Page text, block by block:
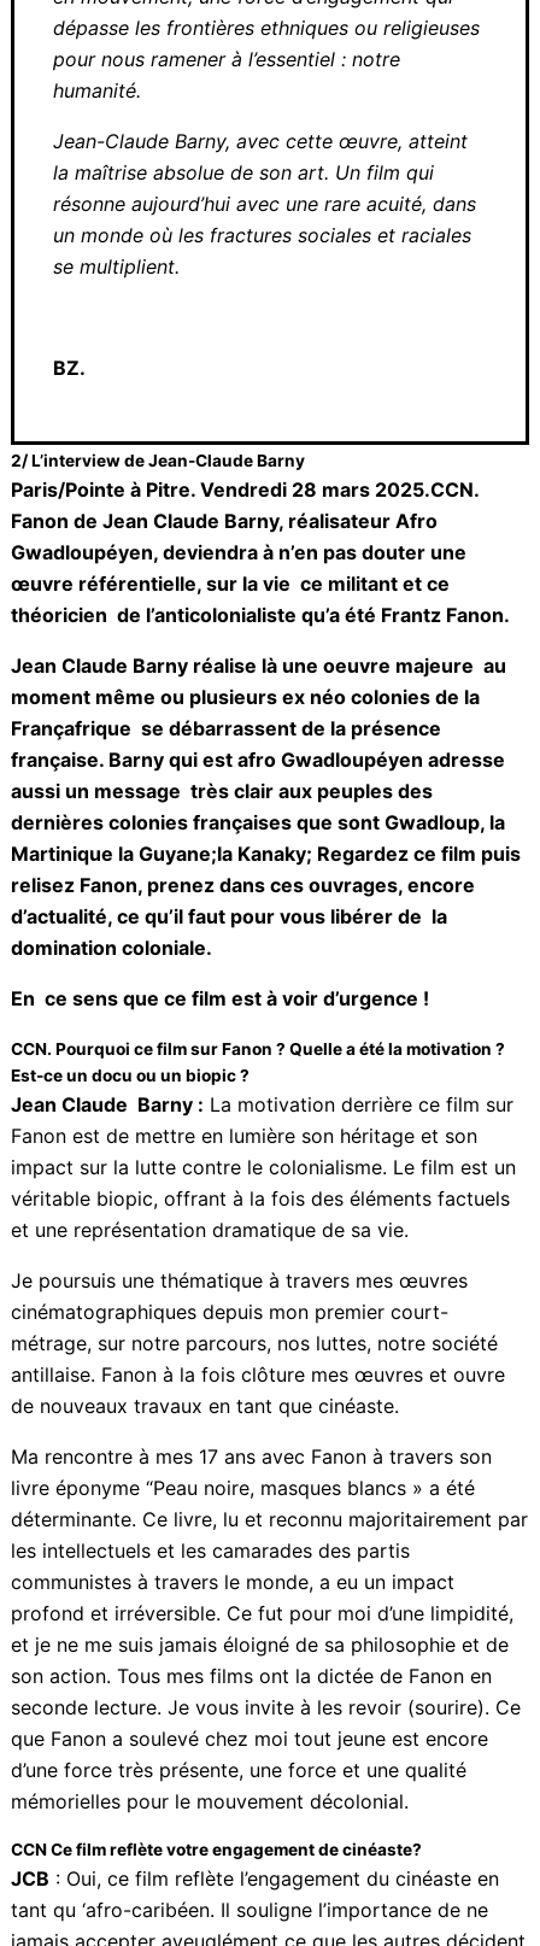
photographie qui sublime chaque plan,
Fanon est avant tout une immersion dans
une pensée en mouvement, une force
ethniques ou religieuses pour nous ramener à
l’essentiel : notre humanité.
Jean-Claude Barny, avec cette œuvre, atteint
la maîtrise absolue de son art. Un film qui
raciales se multiplient.
BZ.
2/ L’interview de Jean-Claude Barny
Paris/Pointe à Pitre. Vendredi 28 mars 2025.CCN.
Fanon de Jean Claude Barny, réalisateur Afro
œuvre référentielle, sur la vie ce militant et ce
théoricien de l’anticolonialiste qu’a été Frantz Fanon.
Jean Claude Barny réalise là une oeuvre majeure au
moment même ou plusieurs ex néo colonies de la
Françafrique se débarrassent de la présence
française. Barny qui est afro Gwadloupéyen adresse
aussi un message très clair aux peuples des
dernières colonies françaises que sont Gwadloup, la
Martinique la Guyane;la Kanaky; Regardez ce film
encore d’actualité, ce qu’il faut pour vous libérer de
la domination coloniale.
En ce sens que ce film est à voir d’urgence !
CCN. Pourquoi ce film sur Fanon ? Quelle a été la motivation ?
Est-ce un docu ou un biopic ?
Jean Claude Barny :La motivation derrière ce film
sur Fanon est de mettre en lumière son héritage et
est un véritable biopic, offrant à la fois des éléments
factuels et une représentation dramatique de sa vie.
Je poursuis une thématique à travers mes œuvres
cinématographiques depuis mon premier court-
antillaise. Fanon à la fois clôture mes œuvres et ouvre
de nouveaux travaux en tant que cinéaste.
Ma rencontre à mes 17 ans avec Fanon à travers son
livre éponyme “Peau noire, masques blancs » a été
déterminante. Ce livre, lu et reconnu majoritairement
par les intellectuels et les camarades des partis
communistes à travers le monde, a eu un impact
profond et irréversible. Ce fut pour moi d’une
limpidité, et je ne me suis jamais éloigné de sa
philosophie et de son action. Tous mes films ont la
dictée de Fanon en seconde lecture. Je vous invite à
les revoir (sourire). Ce que Fanon a soulevé chez moi
tout jeune est encore d’une force très présente, une
force et une qualité mémorielles pour le mouvement
décolonial.